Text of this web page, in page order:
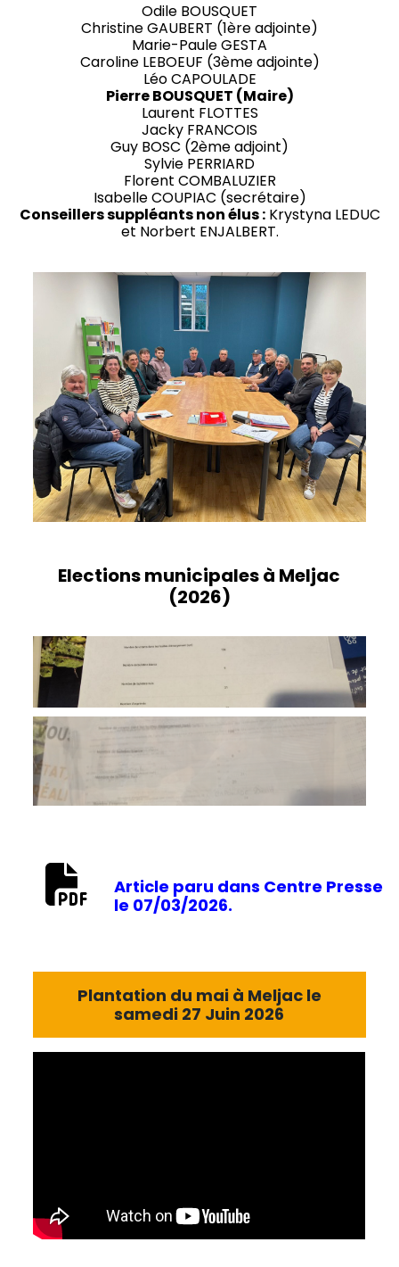
Odile BOUSQUET
Christine GAUBERT (1ère adjointe)
Marie-Paule GESTA
Caroline LEBOEUF (3ème adjointe)
Léo CAPOULADE
Pierre BOUSQUET (Maire)
Laurent FLOTTES
Jacky FRANCOIS
Guy BOSC (2ème adjoint)
Sylvie PERRIARD
Florent COMBALUZIER
Isabelle COUPIAC (secrétaire)
Conseillers suppléants non élus :Krystyna LEDUC
et Norbert ENJALBERT.
Elections municipales à Meljac
(2026)
Article paru dans Centre Presse
le 07/03/2026.
Plantation du mai à Meljac le
samedi 27 Juin 2026